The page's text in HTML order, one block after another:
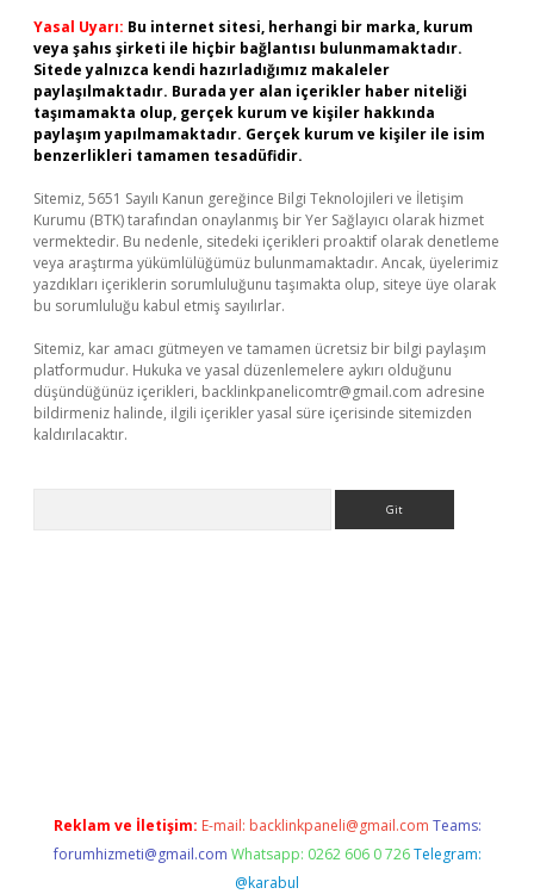
Yasal Uyarı: Bu internet sitesi, herhangi bir marka, kurum
veya şahıs şirketi ile hiçbir bağlantısı bulunmamaktadır.
Sitede yalnızca kendi hazırladığımız makaleler
paylaşılmaktadır. Burada yer alan içerikler haber niteliği
taşımamakta olup, gerçek kurum ve kişiler hakkında
paylaşım yapılmamaktadır. Gerçek kurum ve kişiler ile isim
benzerlikleri tamamen tesadüfidir.
Sitemiz, 5651 Sayılı Kanun gereğince Bilgi Teknolojileri ve İletişim
Kurumu (BTK) tarafından onaylanmış bir Yer Sağlayıcı olarak hizmet
vermektedir. Bu nedenle, sitedeki içerikleri proaktif olarak denetleme
veya araştırma yükümlülüğümüz bulunmamaktadır. Ancak, üyelerimiz
yazdıkları içeriklerin sorumluluğunu taşımakta olup, siteye üye olarak
bu sorumluluğu kabul etmiş sayılırlar.
Sitemiz, kar amacı gütmeyen ve tamamen ücretsiz bir bilgi paylaşım
platformudur. Hukuka ve yasal düzenlemelere aykırı olduğunu
düşündüğünüz içerikleri, backlinkpanelicomtr@gmail.com adresine
bildirmeniz halinde, ilgili içerikler yasal süre içerisinde sitemizden
kaldırılacaktır.
Reklam ve İletişim: E-mail: backlinkpaneli@gmail.com Teams:
forumhizmeti@gmail.com Whatsapp: 0262 606 0 726 Telegram:
@karabul